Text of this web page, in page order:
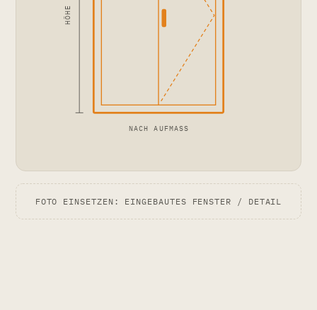
HÖHE
NACH AUFMASS
FOTO EINSETZEN: EINGEBAUTES FENSTER / DETAIL